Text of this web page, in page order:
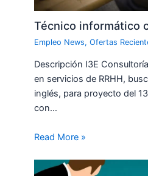
Técnico informático
Empleo News,Ofertas
Descripción I3E
en servicios de RRHH,
inglés, para proyecto del
con…
Read More »